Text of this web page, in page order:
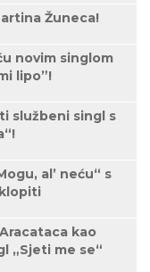
Žuneca!
novim singlom
lipo”!
službeni singl s
al’ neću“ s
kao
„Sjeti me se“